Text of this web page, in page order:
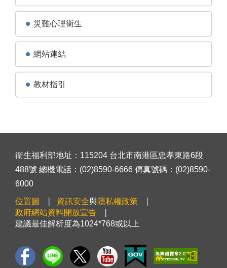
災難心理衛生
網站連結
教材指引
衛生福利部地址：115204 台北市南港區忠孝東路6段
488號 總機電話：(02)8590-6666 傳真號碼：(02)8590-
6000
位置圖 資訊安全與隱私權政策
政府網站資料開放宣告
建議最佳解析度為1024*768或以上